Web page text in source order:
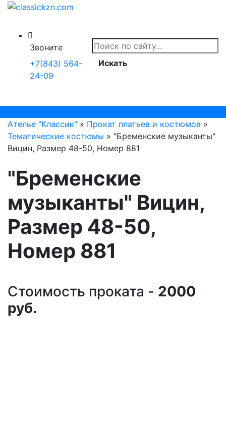
Звоните
+7(843) 564-
24-09
Искать
Ателье "Классик" » Прокат платьев и костюмов »
Тематические костюмы » "Бременские музыканты"
Вицин, Размер 48-50, Номер 881
"Бременские
музыканты" Вицин,
Размер 48-50,
Номер 881
Стоимость проката - 2000
руб.